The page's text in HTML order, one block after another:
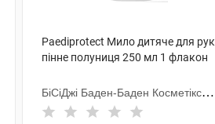
Paediprotect Мило дитяче для рук
пінне полуниця 250 мл 1 флакон
БіСіДжі Баден-Баден Косметікс
Груп Гмбх